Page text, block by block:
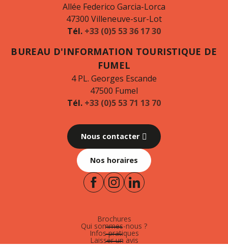
Allée Federico Garcia-Lorca
47300 Villeneuve-sur-Lot
Tél. +33 (0)5 53 36 17 30
BUREAU D'INFORMATION TOURISTIQUE DE
FUMEL
4 PL. Georges Escande
47500 Fumel
Tél. +33 (0)5 53 71 13 70
Nous contacter
Nos horaires
Brochures
Qui sommes-nous ?
Infos pratiques
Laisser un avis